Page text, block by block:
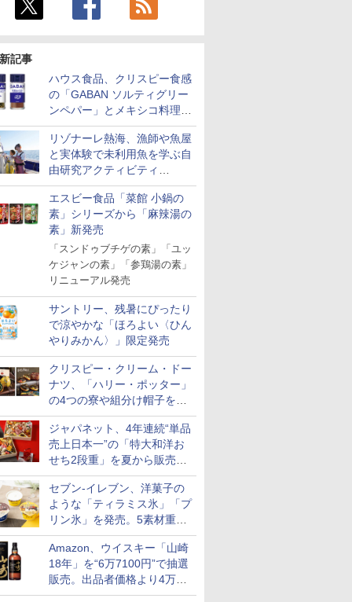
記事
ハウス食品、クリスピー食感
の「GABAN ソルティグリー
ンペパー」とメキシコ料理に
合う「GABAN チポトレペパ
ー」発売
リゾナーレ熱海、漁師や魚屋
と実体験で未利用魚を学ぶ自
由研究アクティビティ
「Fisherman's Academy」を
実施中
エスビー食品「菜館 小鍋の
素」シリーズから「麻辣湯の
素」新発売
「スンドゥブチゲの素」「ユッ
ケジャンの素」「参鶏湯の素」
リニューアル発売
サントリー、残暑にぴったり
で涼やかな「ほろよい〈ひん
やりみかん〉」限定発売
クリスピー・クリーム・ドー
ナツ、「ハリー・ポッター」
の4つの寮や組分け帽子をイ
メージしたドーナツなど発売
ジャパネット、4年連続“単品
売上日本一”の「特大和洋お
せち2段重」を夏から販売。
73品・年越しそば付き
セブン-イレブン、洋菓子の
ような「ティラミス氷」「プ
リン氷」を発売。5素材重ね
と2層仕立ての濃厚な味わい
Amazon、ウイスキー「山崎
18年」を“6万7100円”で抽選
販売。出品者価格より4万
9700円以上お得